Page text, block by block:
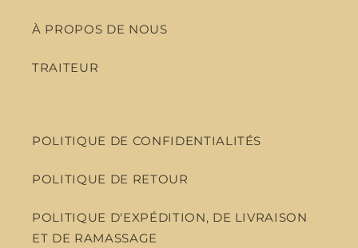
À PROPOS DE NOUS
TRAITEUR
POLITIQUE DE CONFIDENTIALITÉS
POLITIQUE DE RETOUR
POLITIQUE D'EXPÉDITION, DE LIVRAISON
ET DE RAMASSAGE